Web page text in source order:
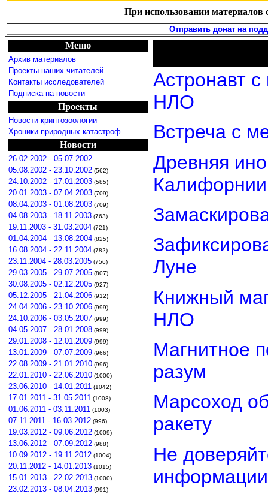
При использовании материалов
Отправить донат на
Меню
Архив материалов
Проекты наших читателей
Контакты исследователей
Подписка на новости
Проекты
Новости криптозоологии
Хроники природных катастроф
Новости
26.02.2002 - 05.07.2002
05.08.2002 - 23.10.2002 (562)
24.10.2002 - 17.01.2003 (585)
20.01.2003 - 07.04.2003 (709)
08.04.2003 - 01.08.2003 (709)
04.08.2003 - 18.11.2003 (763)
19.11.2003 - 31.03.2004 (721)
01.04.2004 - 13.08.2004 (825)
16.08.2004 - 22.11.2004 (782)
23.11.2004 - 28.03.2005 (756)
29.03.2005 - 29.07.2005 (807)
30.08.2005 - 02.12.2005 (927)
05.12.2005 - 21.04.2006 (912)
24.04.2006 - 23.10.2006 (999)
24.10.2006 - 03.05.2007 (999)
04.05.2007 - 28.01.2008 (999)
29.01.2008 - 12.01.2009 (999)
13.01.2009 - 07.07.2009 (966)
22.08.2009 - 21.01.2010 (996)
22.01.2010 - 22.06.2010 (1000)
23.06.2010 - 14.01.2011 (1042)
17.01.2011 - 31.05.2011 (1008)
01.06.2011 - 03.11.2011 (1003)
07.11.2011 - 16.03.2012 (996)
19.03.2012 - 09.06.2012 (1009)
13.06.2012 - 07.09.2012 (988)
10.09.2012 - 19.11.2012 (1004)
20.11.2012 - 14.01.2013 (1015)
15.01.2013 - 22.02.2013 (1000)
23.02.2013 - 08.04.2013 (991)
Астронавт
НЛО
Встреча с
Древняя
Калифорнии
Луне
Книжный
НЛО
Магнитное
разум
Марсоход
ракету
Не
информации